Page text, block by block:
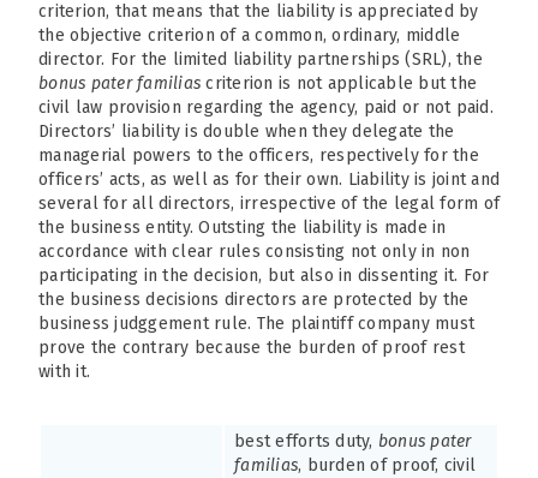
criterion, that means that the liability is appreciated by
the objective criterion of a common, ordinary, middle
director. For the limited liability partnerships (SRL), the
bonus pater familias criterion is not applicable but the
civil law provision regarding the agency, paid or not paid.
Directors’ liability is double when they delegate the
managerial powers to the officers, respectively for the
officers’ acts, as well as for their own. Liability is joint and
several for all directors, irrespective of the legal form of
the business entity. Outsting the liability is made in
accordance with clear rules consisting not only in non
participating in the decision, but also in dissenting it. For
the business decisions directors are protected by the
business judggement rule. The plaintiff company must
prove the contrary because the burden of proof rest
with it.
best efforts duty, bonus pater
familias, burden of proof, civil